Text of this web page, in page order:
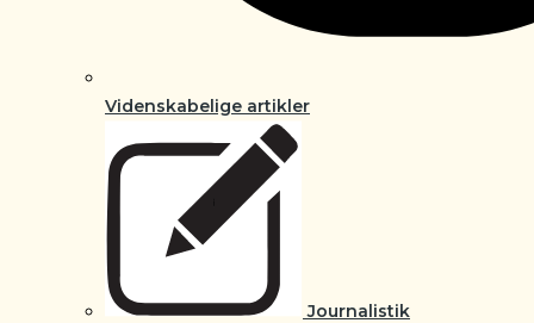
Videnskabelige artikler
Journalistik